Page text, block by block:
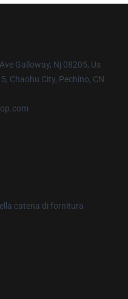
Galloway, Nj 08205, Us
Chaohu City, Pechino, CN
catena di fornitura